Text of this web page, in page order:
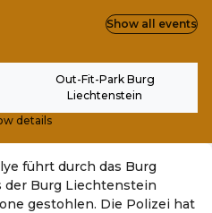
Out-Fit-Park Burg
Liechtenstein
details
Show all events
führt durch das Burg
der Burg Liechtenstein
gestohlen. Die Polizei hat